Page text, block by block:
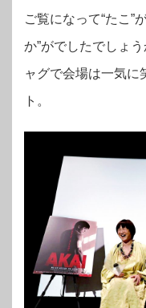
ご覧になって“たこ”
か”がでしたでしょ
ャグで会場は一気に
ト。